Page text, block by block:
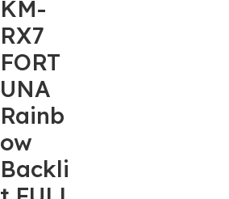
KM-
RX7
FORT
UNA
Rainb
ow
Backli